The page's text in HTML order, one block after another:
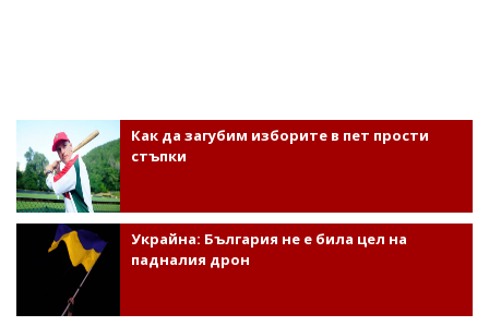
Как да загубим изборите в пет прости
стъпки
Украйна: България не е била цел на
падналия дрон